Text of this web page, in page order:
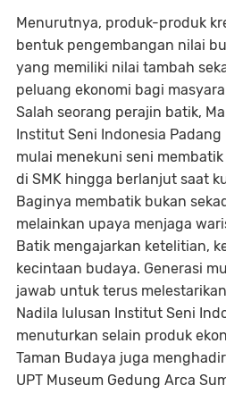
‎Menurutnya, produk-produk
bentuk pengembangan nilai
yang memiliki nilai tambah
peluang ekonomi bagi
‎Salah seorang perajin batik,
Institut Seni Indonesia
mulai menekuni seni
di SMK hingga berlanjut saat
‎Baginya membatik bukan
melainkan upaya menjaga
Batik mengajarkan ketelitian,
kecintaan budaya. Generasi
jawab untuk terus
‎Nadila lulusan Institut Seni
menuturkan selain produk
Taman Budaya juga
UPT Museum Gedung Arca